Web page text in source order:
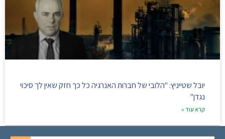
יובל שטייניץ: "הלובי של חברות האנרגיה כל כך חזק שאין לך סיכוי
נגדן"
קרא עוד »